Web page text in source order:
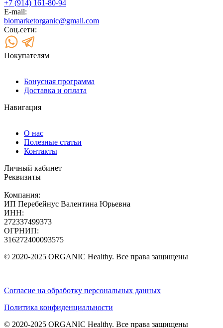
+7 (914) 161-80-94
E-mail:
biomarketorganic@gmail.com
Соц.сети:
Покупателям
Бонусная программа
Доставка и оплата
Навигация
О нас
Полезные статьи
Контакты
Личный кабинет
Реквизиты
Компания:
ИП Перебейнус Валентина Юрьевна
ИНН:
272337499373
ОГРНИП:
316272400093575
© 2020-2025 ORGANIC Healthy. Все права защищены
Согласие на обработку персональных данных
Политика конфиденциальности
© 2020-2025 ORGANIC Healthy. Все права защищены